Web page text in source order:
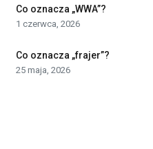
Co oznacza „WWA”?
1 czerwca, 2026
Co oznacza „frajer”?
25 maja, 2026